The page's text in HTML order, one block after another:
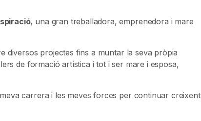
, una gran treballadora, emprenedora i mare
diversos projectes fins a muntar la seva pròpia
de formació artística i tot i ser mare i esposa,
carrera i les meves forces per continuar creixent